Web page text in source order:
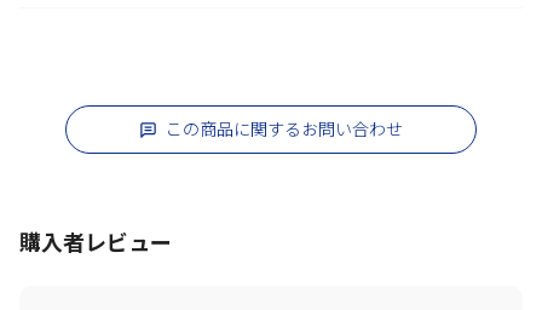
この商品に関するお問い合わせ
購入者レビュー